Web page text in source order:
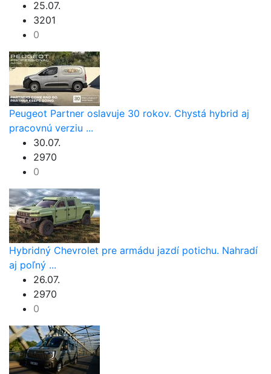
25.07.
3201
0
Peugeot Partner oslavuje 30 rokov. Chystá hybrid aj
pracovnú verziu ...
30.07.
2970
0
Hybridný Chevrolet pre armádu jazdí potichu. Nahradí
aj poľný ...
26.07.
2970
0